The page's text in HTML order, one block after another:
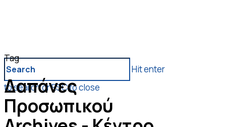
Hit enter
to search or ESC to close
Close
Search
Menu
Tag
Δαπάνες
Προσωπικού